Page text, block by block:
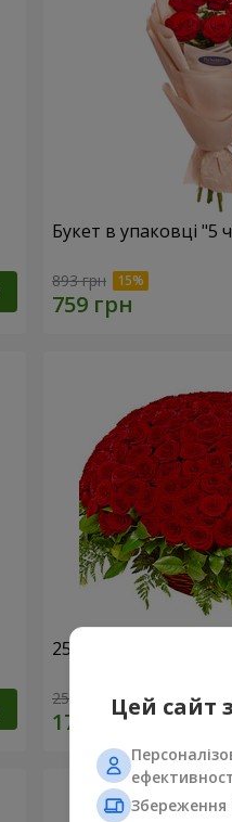
Букет в упаковці "5
893 грн
251 червона троянда
25 570 грнЦей сайт
Збереження